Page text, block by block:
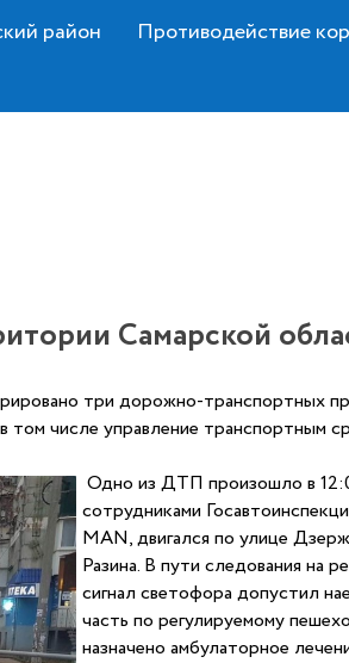
район Противодействие
Самарской
три дорожно-транспортных
числе управление транспортным
Одно из ДТП произошло в
сотрудниками
MAN, двигался по улице
Разина. В пути следования на
сигнал светофора допустил
часть по регулируемому
назначено амбулаторное